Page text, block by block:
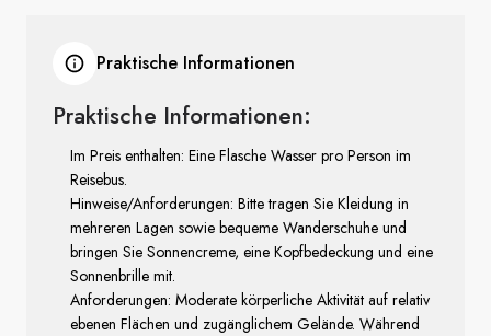
Praktische Informationen
Praktische Informationen:
Im Preis enthalten: Eine Flasche Wasser pro Person im
Reisebus.
Hinweise/Anforderungen: Bitte tragen Sie Kleidung in
mehreren Lagen sowie bequeme Wanderschuhe und
bringen Sie Sonnencreme, eine Kopfbedeckung und eine
Sonnenbrille mit.
Anforderungen: Moderate körperliche Aktivität auf relativ
ebenen Flächen und zugänglichem Gelände. Während